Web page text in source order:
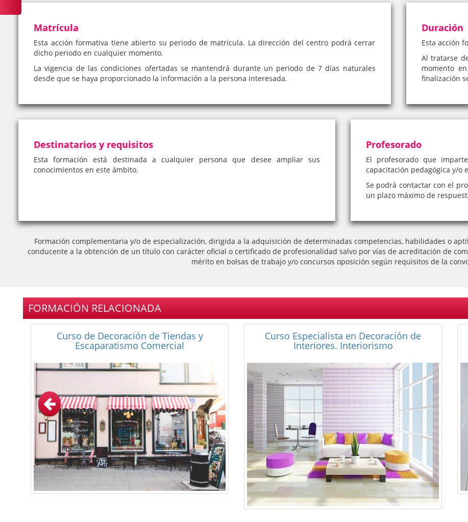
Matrícula
Esta acción formativa tiene abierto su periodo de matrícula. La dirección del centro podrá cerrar
dicho periodo en cualquier momento.
La vigencia de las condiciones ofertadas se mantendrá durante un periodo de 7 días naturales
desde que se haya proporcionado la información a la persona interesada.
Duración
Esta acción
Al tratarse
momento
finalización
Destinatarios y requisitos
Esta formación está destinada a cualquier persona que desee ampliar sus
conocimientos en este ámbito.
Profesorado
El profesorado que
capacitación pedagógica y/o
Se podrá contactar con el
un plazo máximo de
Formación complementaria y/o de especialización, dirigida a la adquisición de determinadas competencias, habilidades o
conducente a la obtención de un título con carácter oficial o certificado de profesionalidad salvo por vías de acreditación de
mérito en bolsas de trabajo y/o concursos oposición según requisitos de la
FORMACIÓN RELACIONADA
Curso Universitario de Interiorismo
Comercial
Curso de Escaparatismo